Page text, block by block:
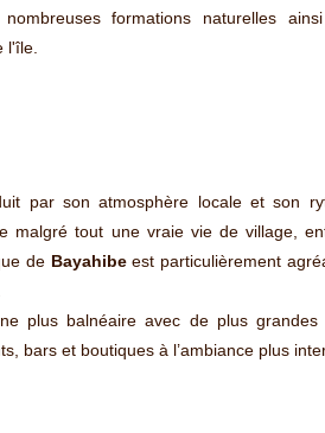
formations naturelles
l'île.
par son atmosphère locale et son
malgré tout une vraie vie de village,
de Bayahibeest particulièrement
plus balnéaire avec de plus grandes
bars et boutiques à l’ambiance plus